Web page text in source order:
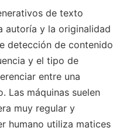
de texto
autoría y la originalidad
detección de contenido
y el tipo de
entre una
Las máquinas suelen
muy regular y
humano utiliza matices